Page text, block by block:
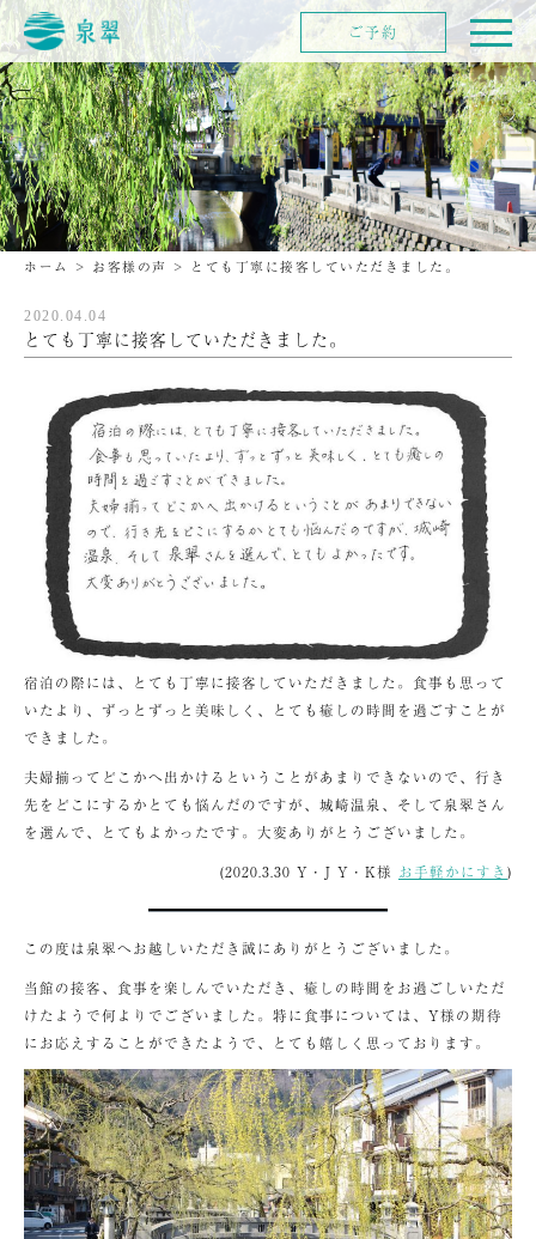
ホーム > お客様の声 > とても丁寧に接客していただきました。
2020.04.04
とても丁寧に接客していただきました。
宿泊の際には、とても丁寧に接客していただきました。食事も思って
いたより、ずっとずっと美味しく、とても癒しの時間を過ごすことが
できました。
夫婦揃ってどこかへ出かけるということがあまりできないので、行き
先をどこにするかとても悩んだのですが、城崎温泉、そして泉翠さん
を選んで、とてもよかったです。大変ありがとうございました。
(2020.3.30 Y・J Y・K様 お手軽かにすき )
この度は泉翠へお越しいただき誠にありがとうございました。
当館の接客、食事を楽しんでいただき、癒しの時間をお過ごしいただ
けたようで何よりでございました。特に食事については、Y様の期待
にお応えすることができたようで、とても嬉しく思っております。
ご予約